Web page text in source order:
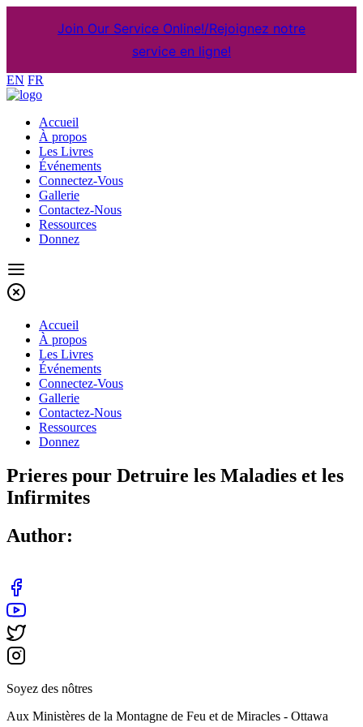
Join Our Service Online!/Rejoignez notre
service en ligne!
EN FR
Accueil
À propos
Les Livres
Événements
Connectez-Vous
Gallerie
Contactez-Nous
Ressources
Donnez
Accueil
À propos
Les Livres
Événements
Connectez-Vous
Gallerie
Contactez-Nous
Ressources
Donnez
Prieres pour Detruire les Maladies et les
Infirmites
Author:
Soyez des nôtres
Aux Ministères de la Montagne de Feu et de Miracles - Ottawa